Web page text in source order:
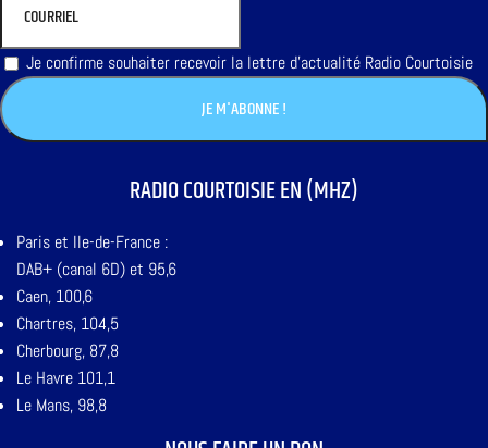
Je confirme souhaiter recevoir la lettre d'actualité Radio Courtoisie
RADIO COURTOISIE EN (MHZ)
Paris et Ile-de-France :
DAB+ (canal 6D) et 95,6
Caen, 100,6
Chartres, 104,5
Cherbourg, 87,8
Le Havre 101,1
Le Mans, 98,8